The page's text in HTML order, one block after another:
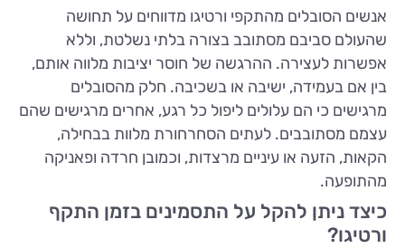
אנשים הסובלים מהתקפי ורטיגו מדווחים על תחושה
שהעולם סביבם מסתובב בצורה בלתי נשלטת, וללא
אפשרות לעצירה. ההרגשה של חוסר יציבות מלווה אותם,
בין אם בעמידה, ישיבה או בשכיבה. חלק מהסובלים
מרגישים כי הם עלולים ליפול כל רגע, אחרים מרגישים שהם
עצמם מסתובבים. לעתים הסחרחורת מלוות בבחילה,
הקאות, הזעה או עיניים מרצדות, וכמובן חרדה ופאניקה
מהתופעה.
כיצד ניתן להקל על התסמינים בזמן התקף
ורטיגו?